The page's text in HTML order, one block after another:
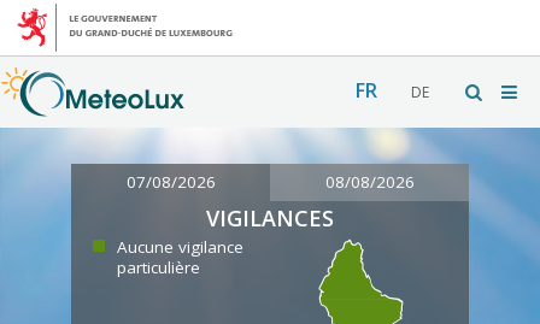
FR DE
07/08/2026 08/08/2026
VIGILANCES
Aucune vigilance
particulière